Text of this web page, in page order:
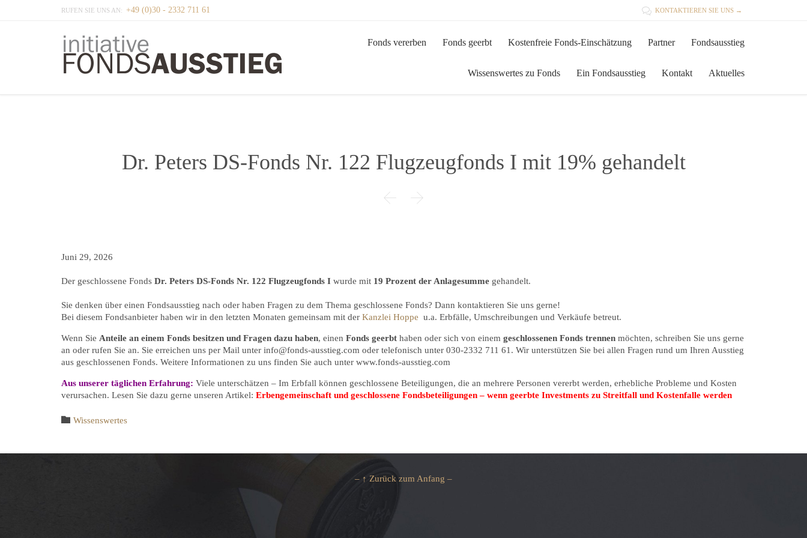
RUFEN SIE UNS AN: +49 (0)30 - 2332 711 61  KONTAKTIEREN SIE UNS →
Fonds vererben Fonds geerbt Kostenfreie Fonds-Einschätzung Partner Fondsausstieg
Wissenswertes zu Fonds Ein Fondsausstieg Kontakt Aktuelles
Dr. Peters DS-Fonds Nr. 122 Flugzeugfonds I mit 19% gehandelt
 
Juni 29, 2026
Der geschlossene Fonds Dr. Peters DS-Fonds Nr. 122 Flugzeugfonds I wurde mit 19 Prozent der Anlagesumme gehandelt.
Sie denken über einen Fondsausstieg nach oder haben Fragen zu dem Thema geschlossene Fonds? Dann kontaktieren Sie uns gerne!
Bei diesem Fondsanbieter haben wir in den letzten Monaten gemeinsam mit der Kanzlei Hoppe u.a. Erbfälle, Umschreibungen und Verkäufe betreut.
Wenn Sie Anteile an einem Fonds besitzen und Fragen dazu haben, einen Fonds geerbt haben oder sich von einem geschlossenen Fonds trennen möchten, schreiben Sie uns gerne
an oder rufen Sie an. Sie erreichen uns per Mail unter info@fonds-ausstieg.com oder telefonisch unter 030-2332 711 61. Wir unterstützen Sie bei allen Fragen rund um Ihren Ausstieg
aus geschlossenen Fonds. Weitere Informationen zu uns finden Sie auch unter www.fonds-ausstieg.com
Aus unserer täglichen Erfahrung: Viele unterschätzen – Im Erbfall können geschlossene Beteiligungen, die an mehrere Personen vererbt werden, erhebliche Probleme und Kosten
verursachen. Lesen Sie dazu gerne unseren Artikel: Erbengemeinschaft und geschlossene Fondsbeteiligungen – wenn geerbte Investments zu Streitfall und Kostenfalle werden
 Category
Wissenswertes
– ↑ Zurück zum Anfang –